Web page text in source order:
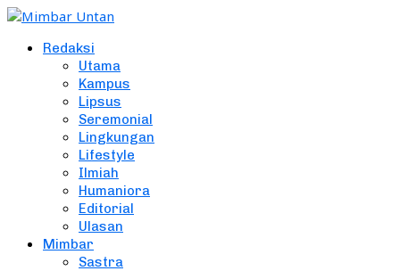
Redaksi
Utama
Kampus
Lipsus
Seremonial
Lingkungan
Lifestyle
Ilmiah
Humaniora
Editorial
Ulasan
Mimbar
Sastra